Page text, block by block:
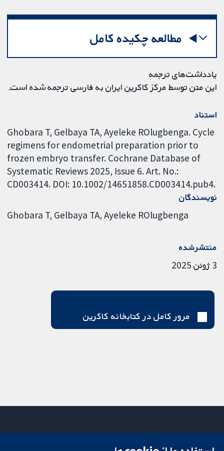
مطالعه چکیده کامل
یادداشت‌های ترجمه
این متن توسط مرکز کاکرین ایران به فارسی ترجمه شده است.
استناد
Ghobara T, Gelbaya TA, Ayeleke ROlugbenga. Cycle
regimens for endometrial preparation prior to
frozen embryo transfer. Cochrane Database of
Systematic Reviews 2025, Issue 6. Art. No.:
CD003414. DOI: 10.1002/14651858.CD003414.pub4.
نویسندگان
Ghobara T Gelbaya TA Ayeleke ROlugbenga
منتشرشده
3 ژوئن 2025
مرور کامل در کتابخانه کاکرین